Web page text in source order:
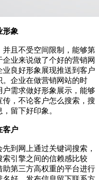
形象
且不受空间限制，能够第
业来说做了个好的营销网
良好形象展现推送到客户
。企业在做营销网站的时
需求做好形象展示，能够
，不论客户怎么搜索，搜
留下好印象。
客户
到网上通过关键词搜索，
引擎之间的信赖感比较
第三方高权重的平台进行